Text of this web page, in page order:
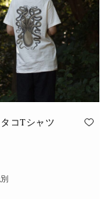
コTシャツ